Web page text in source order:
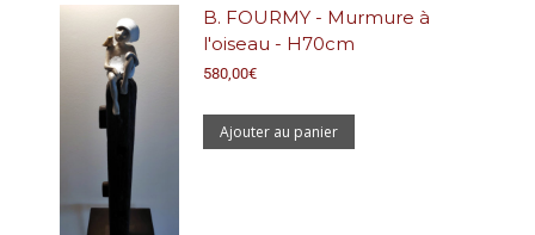
B. FOURMY - Murmure à
l'oiseau - H70cm
580,00€
Ajouter au panier